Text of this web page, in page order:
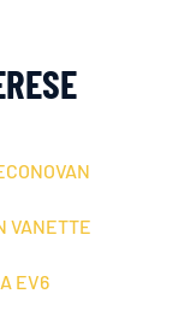
VANETTE
EV6